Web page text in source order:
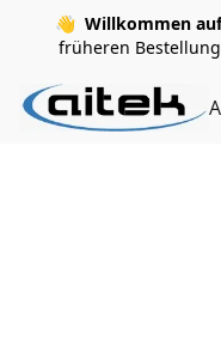
👋 Willkommen
früheren